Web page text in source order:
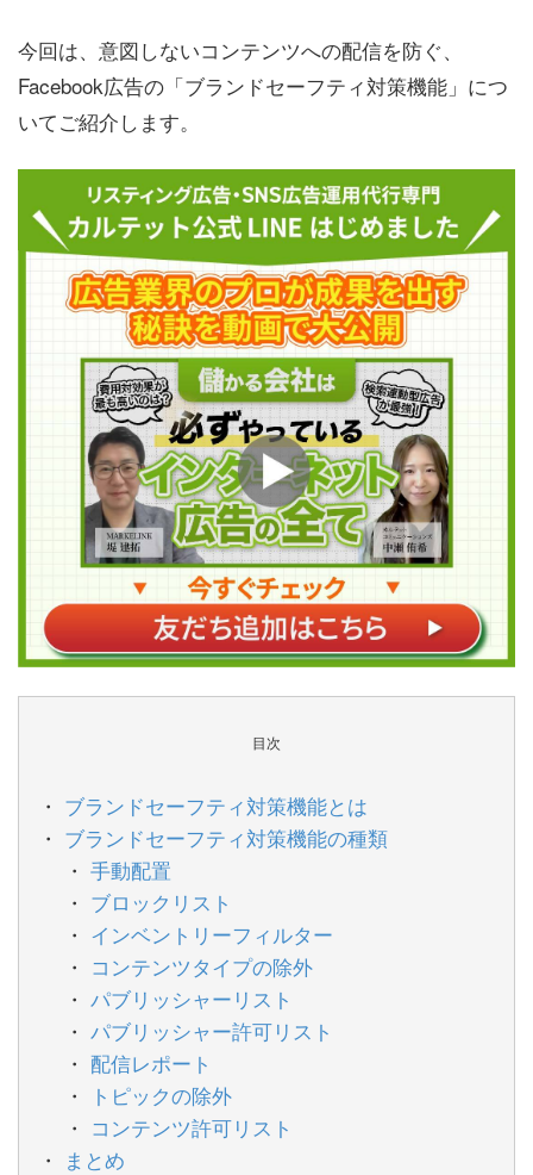
今回は、意図しないコンテンツへの配信を防ぐ、
Facebook広告の「ブランドセーフティ対策機能」につ
いてご紹介します。
目次
ブランドセーフティ対策機能とは
ブランドセーフティ対策機能の種類
手動配置
ブロックリスト
インベントリーフィルター
コンテンツタイプの除外
パブリッシャーリスト
パブリッシャー許可リスト
配信レポート
トピックの除外
コンテンツ許可リスト
まとめ